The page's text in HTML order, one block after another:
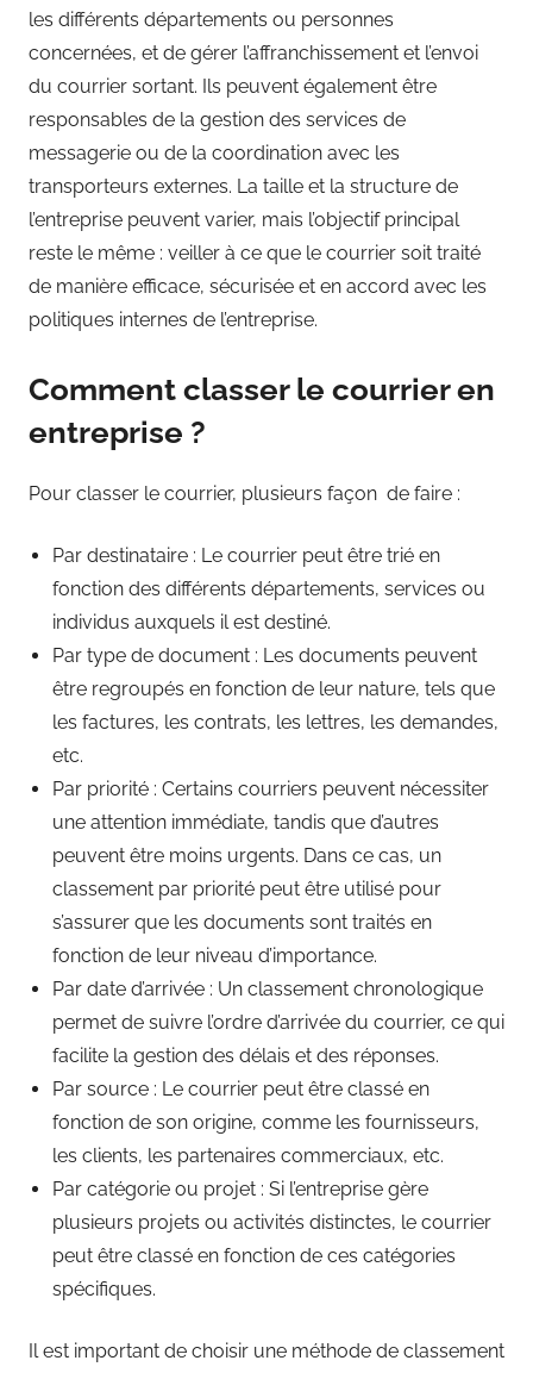
les différents départements ou personnes
concernées, et de gérer l’affranchissement et l’envoi
du courrier sortant. Ils peuvent également être
responsables de la gestion des services de
messagerie ou de la coordination avec les
transporteurs externes. La taille et la structure de
l’entreprise peuvent varier, mais l’objectif principal
reste le même : veiller à ce que le courrier soit traité
de manière efficace, sécurisée et en accord avec les
politiques internes de l’entreprise.
Comment classer le courrier en
entreprise ?
Pour classer le courrier, plusieurs façon de faire :
Par destinataire : Le courrier peut être trié en
fonction des différents départements, services ou
individus auxquels il est destiné.
Par type de document : Les documents peuvent
être regroupés en fonction de leur nature, tels que
les factures, les contrats, les lettres, les demandes,
etc.
Par priorité : Certains courriers peuvent nécessiter
une attention immédiate, tandis que d’autres
peuvent être moins urgents. Dans ce cas, un
classement par priorité peut être utilisé pour
s’assurer que les documents sont traités en
fonction de leur niveau d’importance.
Par date d’arrivée : Un classement chronologique
permet de suivre l’ordre d’arrivée du courrier, ce qui
facilite la gestion des délais et des réponses.
Par source : Le courrier peut être classé en
fonction de son origine, comme les fournisseurs,
les clients, les partenaires commerciaux, etc.
Par catégorie ou projet : Si l’entreprise gère
plusieurs projets ou activités distinctes, le courrier
peut être classé en fonction de ces catégories
spécifiques.
Il est important de choisir une méthode de classement